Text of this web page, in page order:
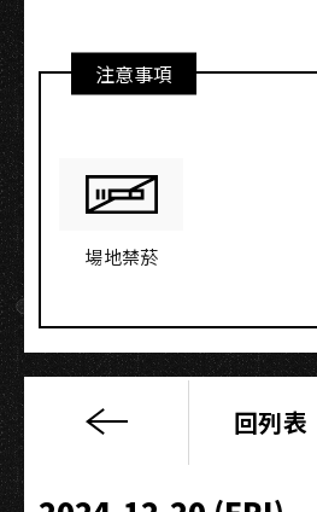
注意事項
場地禁菸
當
式
回列表